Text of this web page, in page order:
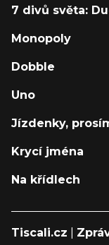
7 divů světa:
Monopoly
Dobble
Uno
Jízdenky,
Krycí jména
Na křídlech
Tiscali.cz